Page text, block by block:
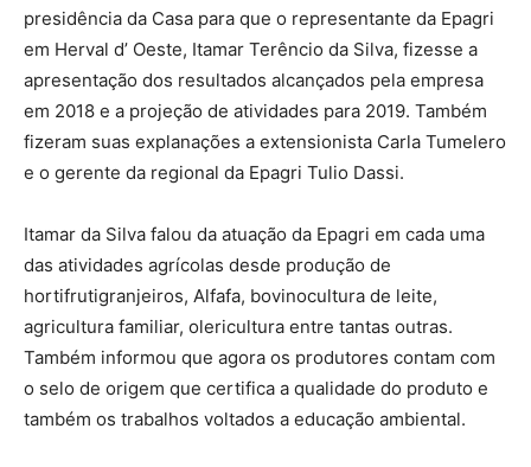
presidência da Casa para que o representante da Epagri
em Herval d’ Oeste, Itamar Terêncio da Silva, fizesse a
apresentação dos resultados alcançados pela empresa
em 2018 e a projeção de atividades para 2019. Também
fizeram suas explanações a extensionista Carla Tumelero
e o gerente da regional da Epagri Tulio Dassi.
Itamar da Silva falou da atuação da Epagri em cada uma
das atividades agrícolas desde produção de
hortifrutigranjeiros, Alfafa, bovinocultura de leite,
agricultura familiar, olericultura entre tantas outras.
Também informou que agora os produtores contam com
o selo de origem que certifica a qualidade do produto e
também os trabalhos voltados a educação ambiental.